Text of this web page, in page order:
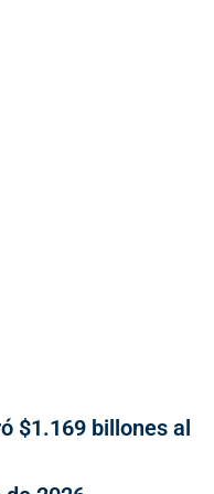
$1.169 billones al